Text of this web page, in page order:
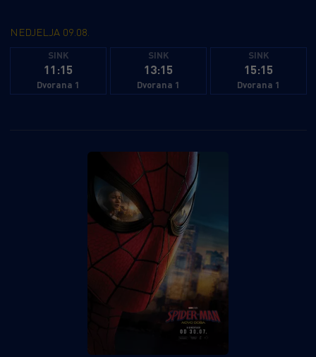
planet od kaosa koji su upravo stvorili.
NEDJELJA 09.08.
SINK
11:15
Dvorana 1
SINK
13:15
Dvorana 1
SINK
15:15
Dvorana 1